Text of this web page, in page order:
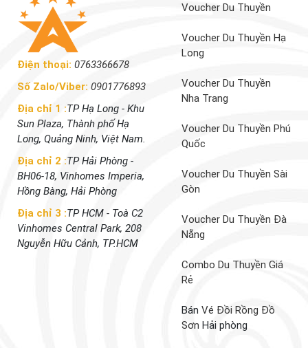
Điện thoại: 0763366678
Số Zalo/Viber: 0901776893
Địa chỉ 1 :TP Hạ Long - Khu
Sun Plaza, Thành phố Hạ
Long, Quảng Ninh, Việt Nam.
Địa chỉ 2 :TP Hải Phòng -
BH06-18, Vinhomes Imperia,
Hồng Bàng, Hải Phòng
Địa chỉ 3 :TP HCM - Toà C2
Vinhomes Central Park, 208
Nguyễn Hữu Cảnh, TP.HCM
Voucher Du Thuyền
Voucher Du Thuyền Hạ
Long
Voucher Du Thuyền
Nha Trang
Voucher Du Thuyền Phú
Quốc
Voucher Du Thuyền Sài
Gòn
Voucher Du Thuyền Đà
Nẵng
Combo Du Thuyền Giá
Rẻ
Bán Vé Đồi Rồng Đồ
Sơn Hải phòng